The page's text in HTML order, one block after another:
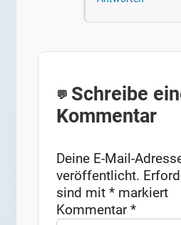
Schreibe
Kommentar
Deine E-Mail-
veröffentlicht.
sind mit* markiert
Kommentar*